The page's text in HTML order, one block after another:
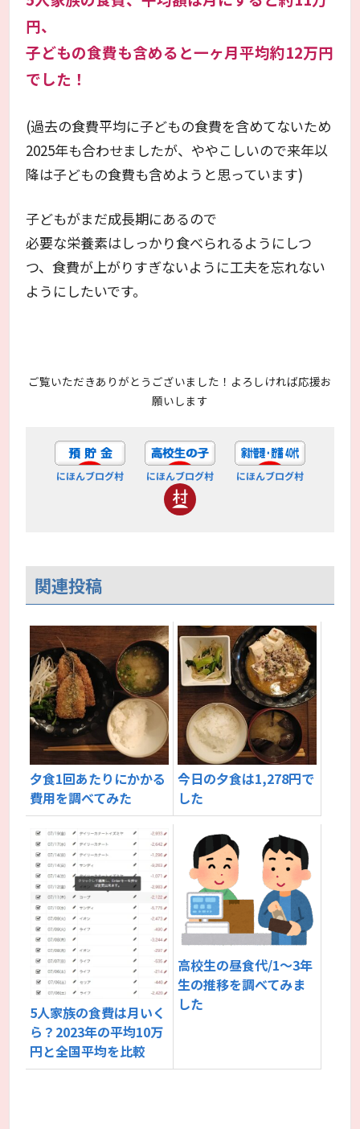
円、
子どもの食費も含めると一ヶ月平均約12万円
でした！
(過去の食費平均に子どもの食費を含めてないため
2025年も合わせましたが、ややこしいので来年以
降は子どもの食費も含めようと思っています)
子どもがまだ成長期にあるので
必要な栄養素はしっかり食べられるようにしつ
つ、食費が上がりすぎないように工夫を忘れない
ようにしたいです。
ご覧いただきありがとうございました！よろしければ応援お
願いします
にほんブログ村 にほんブログ村 にほんブログ村
関連投稿
夕食1回あたりにかかる
費用を調べてみた
今日の夕食は1,278円で
した
5人家族の食費は月いく
ら？2023年の平均10万
円と全国平均を比較
高校生の昼食代/1～3年
生の推移を調べてみま
した